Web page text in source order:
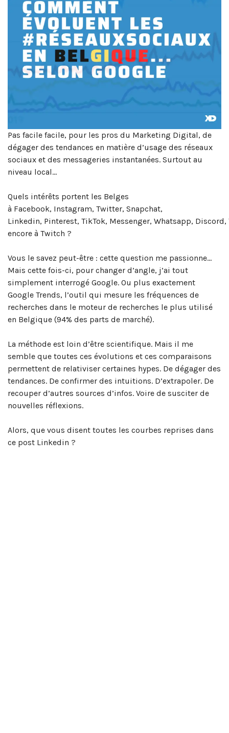
Pas facile facile, pour les pros du Marketing Digital, de
dégager des tendances en matière d’usage des réseaux
sociaux et des messageries instantanées. Surtout au
niveau local…
Quels intérêts portent les Belges
à Facebook, Instagram, Twitter, Snapchat,
Linkedin, Pinterest, TikTok, Messenger, Whatsapp, Discord,
encore à Twitch ?
Vous le savez peut-être : cette question me passionne…
Mais cette fois-ci, pour changer d’angle, j’ai tout
simplement interrogé Google. Ou plus exactement
Google Trends, l’outil qui mesure les fréquences de
recherches dans le moteur de recherches le plus utilisé
en Belgique (94% des parts de marché).
La méthode est loin d’être scientifique. Mais il me
semble que toutes ces évolutions et ces comparaisons
permettent de relativiser certaines hypes. De dégager des
tendances. De confirmer des intuitions. D’extrapoler. De
recouper d’autres sources d’infos. Voire de susciter de
nouvelles réflexions.
Alors, que vous disent toutes les courbes reprises dans
ce post Linkedin ?